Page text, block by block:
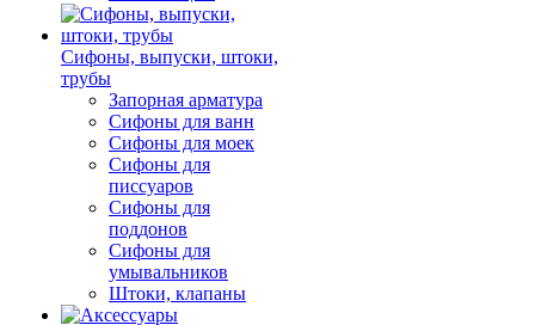
Сифоны, выпуски, штоки,
трубы
Запорная арматура
Сифоны для ванн
Сифоны для моек
Сифоны для
писсуаров
Сифоны для
поддонов
Сифоны для
умывальников
Штоки, клапаны